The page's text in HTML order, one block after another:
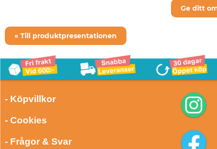
Ge ditt
« Till produktpresentationen
- Köpvillkor
- Cookies
- Frågor & Svar